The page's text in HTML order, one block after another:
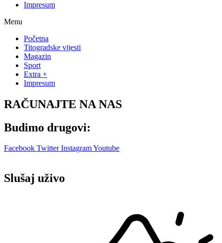
Impresum
Menu
Početna
Titogradske vijesti
Magazin
Sport
Extra +
Impresum
RAČUNAJTE NA NAS
Budimo drugovi:
Facebook Twitter InstagramYoutube
Slušaj uživo